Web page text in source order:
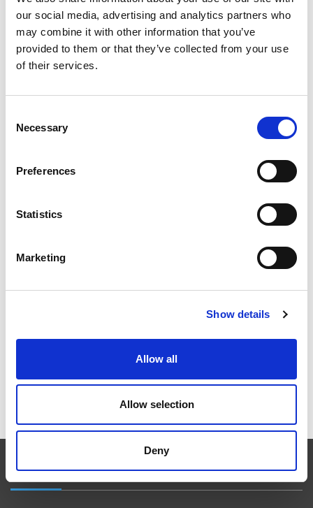
our social media, advertising and analytics partners who
may combine it with other information that you’ve
provided to them or that they’ve collected from your use
of their services.
Selection
Necessary
Preferences
Statistics
Marketing
Show details
Allow all
Allow selection
Deny
最新文章
EXTRUSAX 如何利用磨粒流加工 (AFM) 技术提升铝型材
ICAM 25：涡轮机械更锐利的边缘，更强劲的引擎
EXTRUDE HONE